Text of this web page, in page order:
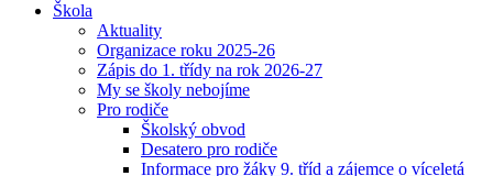
Škola
Aktuality
Organizace roku 2025-26
Zápis do 1. třídy na rok 2026-27
My se školy nebojíme
Pro rodiče
Školský obvod
Desatero pro rodiče
Informace pro žáky 9. tříd a zájemce o víceletá